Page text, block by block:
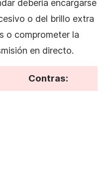
debería encargarse
o del brillo extra
o comprometer la
en directo.
Contras: